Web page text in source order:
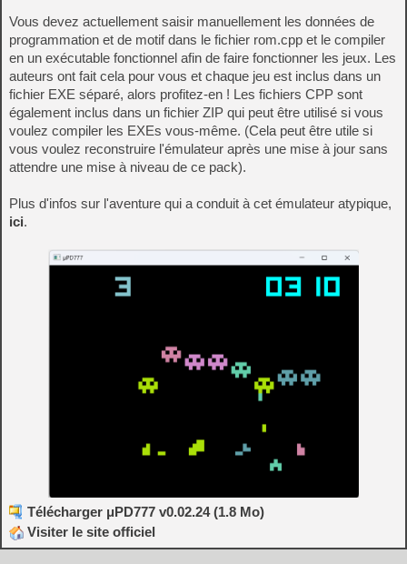
Vous devez actuellement saisir manuellement les données de
programmation et de motif dans le fichier rom.cpp et le compiler
en un exécutable fonctionnel afin de faire fonctionner les jeux. Les
auteurs ont fait cela pour vous et chaque jeu est inclus dans un
fichier EXE séparé, alors profitez-en ! Les fichiers CPP sont
également inclus dans un fichier ZIP qui peut être utilisé si vous
voulez compiler les EXEs vous-même. (Cela peut être utile si
vous voulez reconstruire l'émulateur après une mise à jour sans
attendre une mise à niveau de ce pack).
Plus d'infos sur l'aventure qui a conduit à cet émulateur atypique,
ici.
Télécharger μPD777 v0.02.24 (1.8 Mo)
Visiter le site officiel